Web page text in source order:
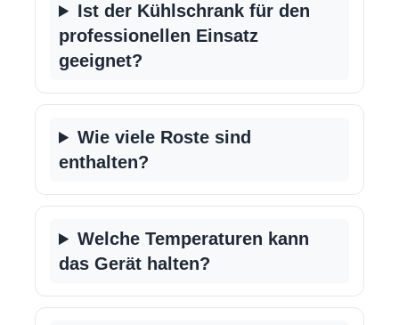
Ist der Kühlschrank für den
professionellen Einsatz
geeignet?
Wie viele Roste sind
enthalten?
Welche Temperaturen kann
das Gerät halten?